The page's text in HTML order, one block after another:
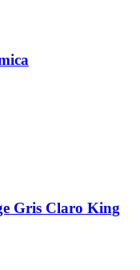
Gris Claro King